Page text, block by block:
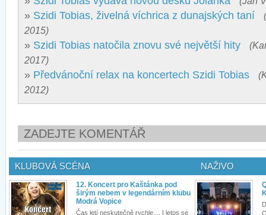
» Szidi Tobias, živelná víchrica z dunajských taní
2015)
» Szidi Tobias natočila znovu své největší hity
2017)
» Předvánoční relax na koncertech Szidi Tobias
2012)
ZADEJTE KOMENTÁŘ
KLUBOVÁ SCÉNA
12. Koncert pro Kaštánka pod
širým nebem v legendárním klubu
Modrá Vopice
Čas letí neskutečně rychle.... I letos se
NAŽIVO